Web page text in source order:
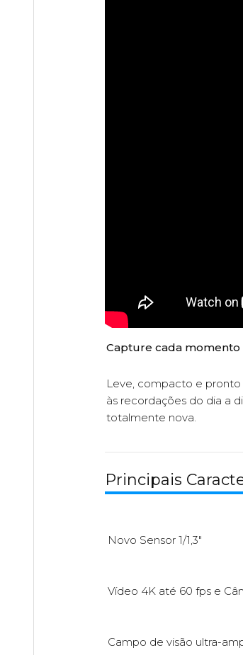
Capture cada
Leve, compacto e pronto
às recordações do dia a
totalmente nova.
Principais
Novo Sensor 1/1,3"
Vídeo 4K até 60 fps e
Campo de visão ultra-